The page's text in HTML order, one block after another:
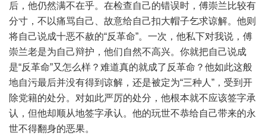
后，他仍然满不在乎。在检查自己的错误时，傅崇兰比较有
分寸，不以痛骂自己、故意给自己扣大帽子乞求谅解。他则
将自己说成十恶不赦的“反革命”。一次，他私下对我说，傅
崇兰老是为自己辩护，他们自然不高兴。你就把自己说成
是“反革命”又怎么样？难道真的就成了反革命？他如此这般
地自污最后并没有得到谅解，还是被定为“三种人”，受到开
除党籍的处分。对如此严厉的处分，他根本就不应该签字承
认，但他却顺从地签字承认。他的玩世不恭给自己带来的永
世不得翻身的恶果。